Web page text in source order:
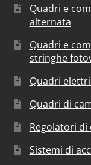
Quadri e
alternata
Quadri e
stringhe
Quadri
Quadri di
Regolatori di
Sistemi di